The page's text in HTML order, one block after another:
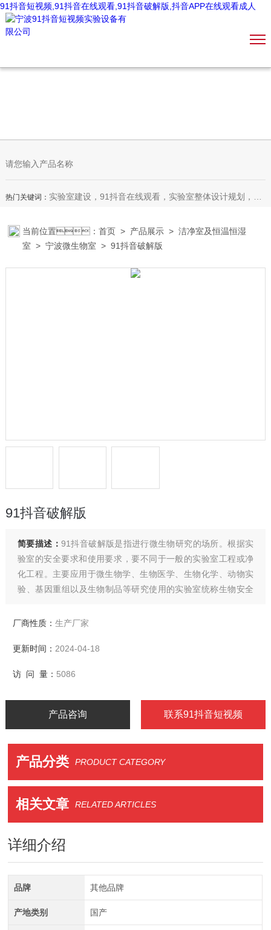
91抖音短视频,91抖音在线观看,91抖音破解版,抖音APP在线观看成人
热门关键词： 实验室建设，91抖音在线观看，实验室整体设计规划，装饰装修，实验室家具，恒温恒湿室，微生物室，无尘车间，理化生设备
当前位置：首页 > 产品展示 >洁净室及恒温恒湿
室 >宁波微生物室 > 91抖音破解版
91抖音破解版
简要描述：91抖音破解版是指进行微生物研究的场所。根据实
验室的安全要求和使用要求，要不同于一般的实验室工程或净
化工程。主要应用于微生物学、生物医学、生物化学、动物实
验、基因重组以及生物制品等研究使用的实验室统称生物安全
生物安全实验室由主功能实验室与其他实验室及辅助功能用房
厂商性质： 生产厂家
更新时间： 2024-04-18
访 问 量： 5086
产品咨询 联系91抖音短视频
产品分类 PRODUCT CATEGORY
相关文章 RELATED ARTICLES
详细介绍
品牌 其他品牌
产地类别 国产